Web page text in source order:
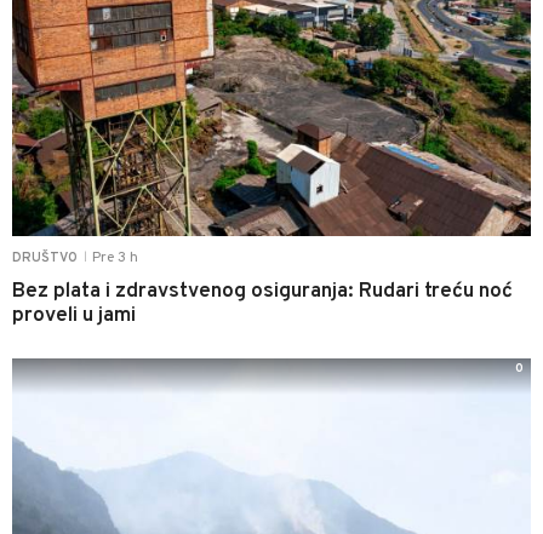
DRUŠTVO Pre 3 h
Bez plata i zdravstvenog osiguranja: Rudari treću noć
proveli u jami
0